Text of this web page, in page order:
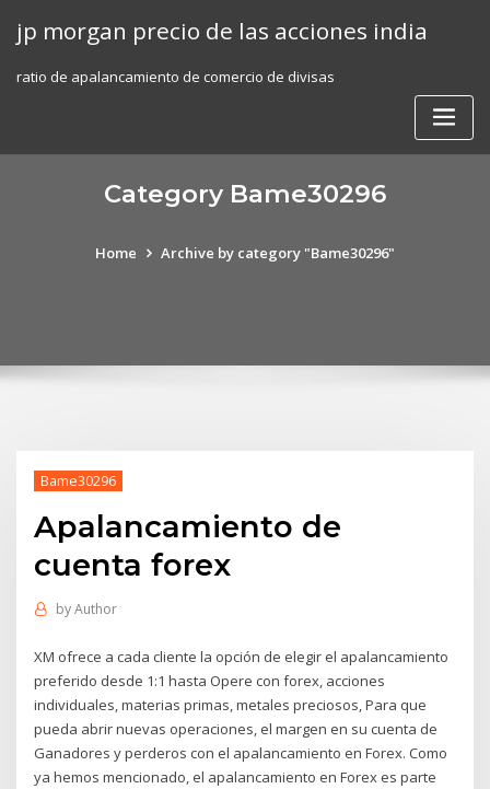
jp morgan precio de las acciones india
ratio de apalancamiento de comercio de divisas
Category Bame30296
Home Archive by category "Bame30296"
Bame30296
Apalancamiento de
cuenta forex
byAuthor
XM ofrece a cada cliente la opción de elegir el apalancamiento
preferido desde 1:1 hasta Opere con forex, acciones
individuales, materias primas, metales preciosos, Para que
pueda abrir nuevas operaciones, el margen en su cuenta de
Ganadores y perderos con el apalancamiento en Forex. Como
ya hemos mencionado, el apalancamiento en Forex es parte